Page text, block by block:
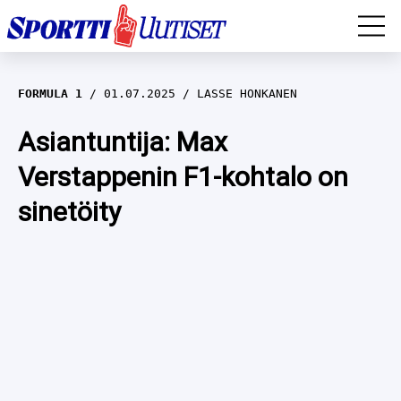
EM-YLEISURHEILU
JÄÄKIEKKO
YLEISURHEILU
WILMA HELTELÄ
TALVILAJIT
FORMULA 1 01.07.2025 LASSE HONKANEN
Asiantuntija: Max
Verstappenin F1-kohtalo on
sinetöity